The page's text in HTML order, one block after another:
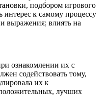
подбором игрового
к самому процессу
выражения; влиять на
ознакомлении их с
содействовать тому,
их к
лучших